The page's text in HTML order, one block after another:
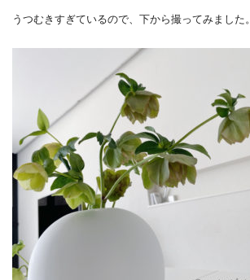
うつむきすぎているので、下から撮ってみました。